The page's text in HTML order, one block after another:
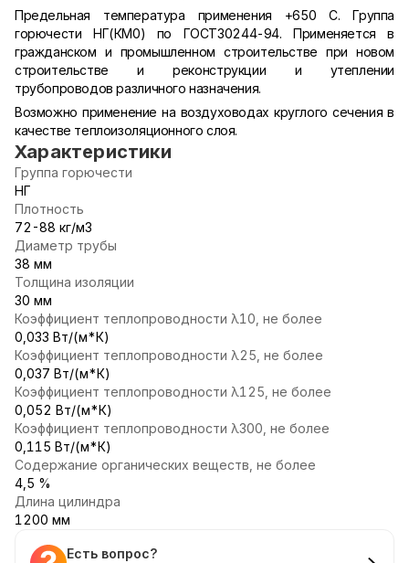
Предельная температура применения +650 С. Группа
горючести НГ(КМ0) по ГОСТ30244-94. Применяется в
гражданском и промышленном строительстве при новом
строительстве и реконструкции и утеплении
трубопроводов различного назначения.
Возможно применение на воздуховодах круглого сечения в
качестве теплоизоляционного слоя.
Характеристики
Группа горючести
НГ
Плотность
72-88 кг/м3
Диаметр трубы
38 мм
Толщина изоляции
30 мм
Коэффициент теплопроводности λ10, не более
0,033 Вт/(м*К)
Коэффициент теплопроводности λ25, не более
0,037 Вт/(м*К)
Коэффициент теплопроводности λ125, не более
0,052 Вт/(м*К)
Коэффициент теплопроводности λ300, не более
0,115 Вт/(м*К)
Содержание органических веществ, не более
4,5 %
Длина цилиндра
1200 мм
Есть вопрос?